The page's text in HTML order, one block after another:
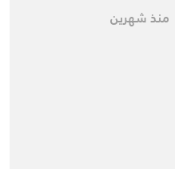
منذ شهرين